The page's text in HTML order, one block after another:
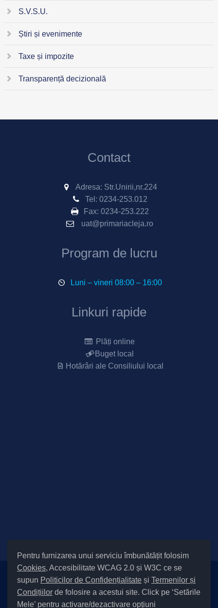
Pentru furnizarea unui serviciu îmbunătățit folosim
Cookies, Accesibilitate WCAG 2.0 și W3C ce se
supun Politicilor de Confidențialitate și Termenilor și
Condițiilor de folosire a acestui site. Click pe ‘Setările
Mele’ pentru activare/dezactivare opțiuni
S.V.S.U.
Știri și evenimente
Taxe și impozite
Transparență decizională
Contact
Adresa: Str.Unirii,nr.224
Tel: 0234-253.012
Fax: 0234-253.222
uat@primariacleja.ro
Program de lucru
Luni – vineri 08:00 – 16:00
Linkuri rapide
Plăți online
Buget local
Hotărâri ale Consiliului local
Setări Cookies și Accesibilitate
Informare cu privire la prelucrarea datelor|Politică de utilizare